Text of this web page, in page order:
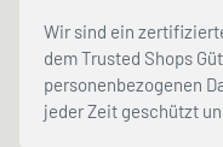
Wir sind ein
dem Trusted Shops
personenbezogenen
jeder Zeit geschützt